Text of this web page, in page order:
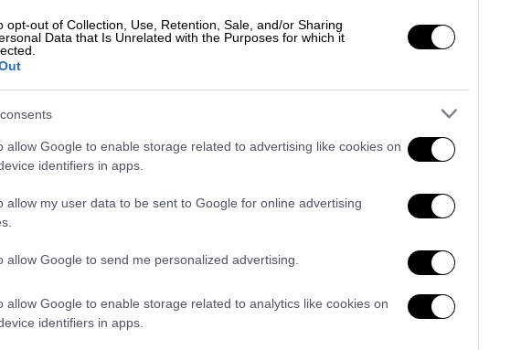
opt-out of Collection, Use, Retention, Sale, and/or Sharing
Data that Is Unrelated with the Purposes for which it
allow Google to enable storage related to advertising like cookies on
identifiers in apps.
allow my user data to be sent to Google for online advertising
allow Google to send me personalized advertising.
allow Google to enable storage related to analytics like cookies on
identifiers in apps.
σε βάρος των εργαζομένων της Τοπικής
(Κεραμεικού), κατά την οποία είχαμε
των προγραμμάτων της
απεργιακή κινητοποίηση για αύριο
από την πολιτική ηγεσία του
αλλά και την Διοίκηση του
ακεραιότητα του συνόλου των
στις υπηρεσίες του οργανισμού, με
με το κατάλληλα εκπαιδευμένο
ανάλογες δραματικές στιγμές,
μας στον Κεραμεικό.
του ΕΦΚΑ να γινόμαστε αδιαμαρτύρητα ο